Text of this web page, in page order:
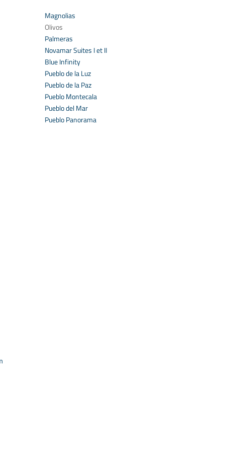
Magnolias
Olivos
Palmeras
Novamar Suites I et II
Blue Infinity
Pueblo de la Luz
Pueblo de la Paz
Pueblo Montecala
Pueblo del Mar
Pueblo Panorama